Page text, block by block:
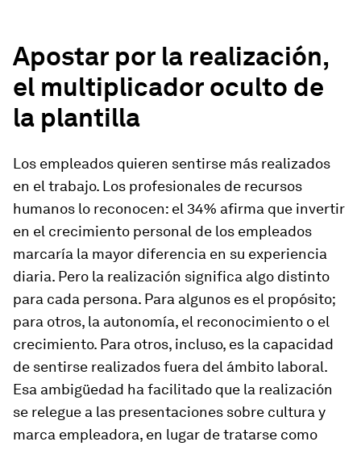
Apostar por la realización,
el multiplicador oculto de
la plantilla
Los empleados quieren sentirse más realizados
en el trabajo. Los profesionales de recursos
humanos lo reconocen: el 34% afirma que invertir
en el crecimiento personal de los empleados
marcaría la mayor diferencia en su experiencia
diaria. Pero la realización significa algo distinto
para cada persona. Para algunos es el propósito;
para otros, la autonomía, el reconocimiento o el
crecimiento. Para otros, incluso, es la capacidad
de sentirse realizados fuera del ámbito laboral.
Esa ambigüedad ha facilitado que la realización
se relegue a las presentaciones sobre cultura y
marca empleadora, en lugar de tratarse como